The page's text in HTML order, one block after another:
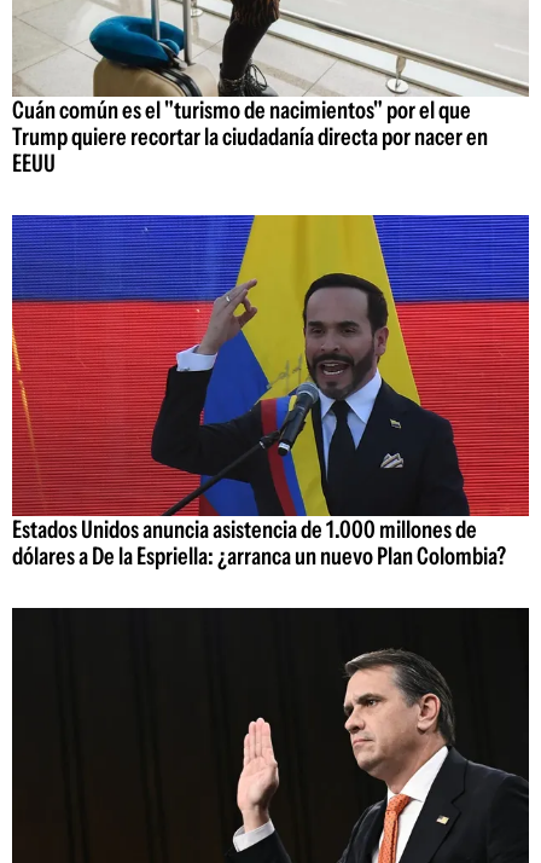
Cuán común es el "turismo de nacimientos" por el que
Trump quiere recortar la ciudadanía directa por nacer en
EEUU
Estados Unidos anuncia asistencia de 1.000 millones de
dólares a De la Espriella: ¿arranca un nuevo Plan Colombia?